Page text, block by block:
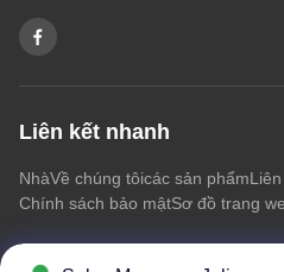
Liên kết nhanh
NhàVề chúng tôicác sản phẩm
Chính sách bảo mậtSơ đồ trang